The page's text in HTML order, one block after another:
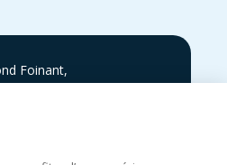
Foinant,